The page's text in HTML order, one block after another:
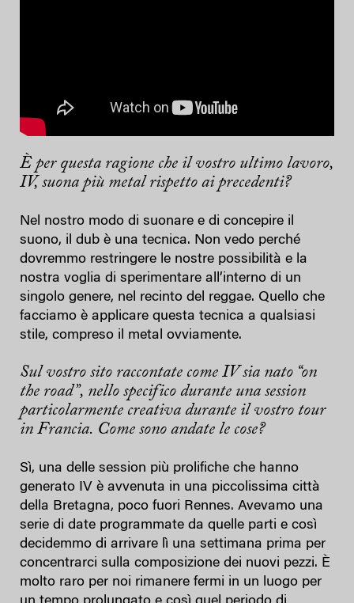
È per questa ragione che il vostro ultimo lavoro,
IV, suona più metal rispetto ai precedenti?
Nel nostro modo di suonare e di concepire il
suono, il dub è una tecnica. Non vedo perché
dovremmo restringere le nostre possibilità e la
nostra voglia di sperimentare all’interno di un
singolo genere, nel recinto del reggae. Quello che
facciamo è applicare questa tecnica a qualsiasi
stile, compreso il metal ovviamente.
Sul vostro sito raccontate come IV sia nato “on
the road”, nello specifico durante una session
particolarmente creativa durante il vostro tour
in Francia. Come sono andate le cose?
Sì, una delle session più prolifiche che hanno
generato IV è avvenuta in una piccolissima città
della Bretagna, poco fuori Rennes. Avevamo una
serie di date programmate da quelle parti e così
decidemmo di arrivare lì una settimana prima per
concentrarci sulla composizione dei nuovi pezzi. È
molto raro per noi rimanere fermi in un luogo per